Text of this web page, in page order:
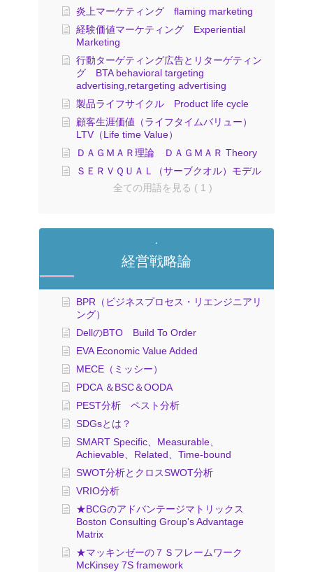
炎上マーケティング flaming marketing
経験価値マーケティング Experiential
Marketing
行動ターゲティング広告とリターゲティン
グ BTA behavioral targeting
advertising,retargeting advertising
製品ライフサイクル Product life cycle
顧客生涯価値（ライフタイムバリュー）
LTV（Life time Value）
ＤＡＧＭＡＲ理論 ＤＡＧＭＡＲ Theory
ＳＥＲＶＱＵＡＬ（サーブクオル）モデル
全ての用語を見る ( 1 )
経営戦略論
BPR（ビジネスプロセス・リエンジニアリ
ング）
DellのBTO Build To Order
EVA Economic Value Added
MECE（ミッシー）
PDCA ＆BSC＆OODA
PEST分析 ペスト分析
SDGsとは？
SMART Specific、Measurable、
Achievable、Related、Time-bound
SWOT分析とクロスSWOT分析
VRIO分析
★BCGのアドバンテージマトリックス
Boston Consulting Group's Advantage
Matrix
★マッキンゼーの７Ｓフレームワーク
McKinsey 7S framework